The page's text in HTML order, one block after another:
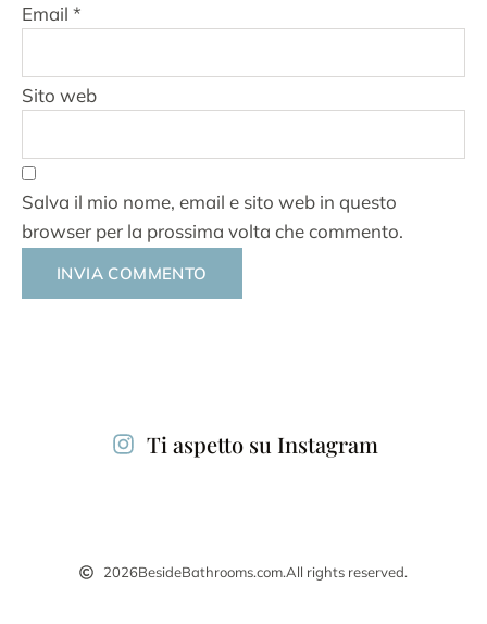
Email *
Sito web
Salva il mio nome, email e sito web in questo
browser per la prossima volta che commento.
Ti aspetto su Instagram
2026BesideBathrooms.com.All rights reserved.